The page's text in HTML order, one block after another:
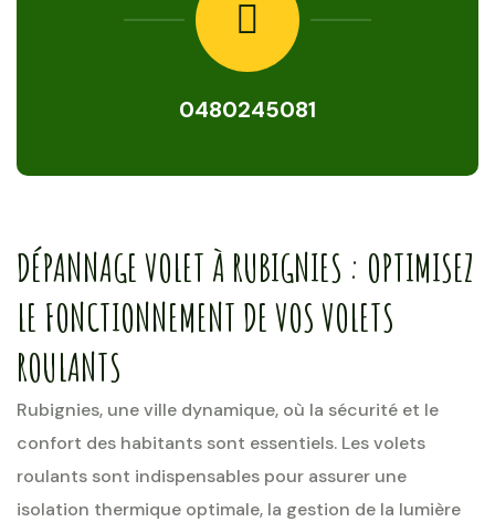
0480245081
DÉPANNAGE VOLET À RUBIGNIES : OPTIMISEZ
LE FONCTIONNEMENT DE VOS VOLETS
ROULANTS
Rubignies, une ville dynamique, où la sécurité et le
confort des habitants sont essentiels. Les volets
roulants sont indispensables pour assurer une
isolation thermique optimale, la gestion de la lumière